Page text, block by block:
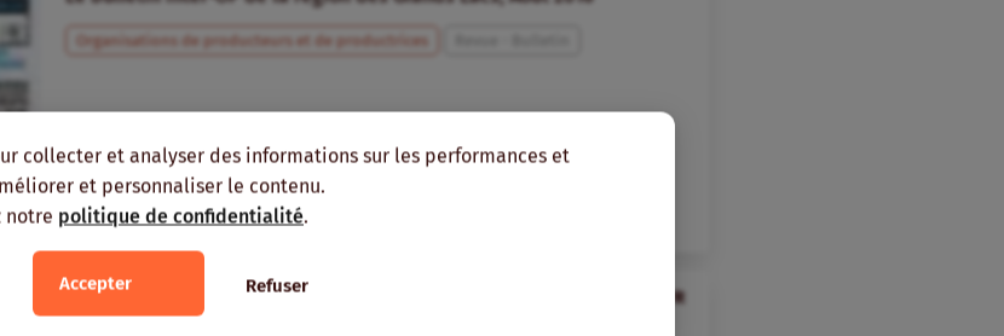
collecter et analyser des informations sur les performances et
et personnaliser le contenu.
notre politique de confidentialité.
Accepter Refuser
Organisations de producteurs et de productrices
FR